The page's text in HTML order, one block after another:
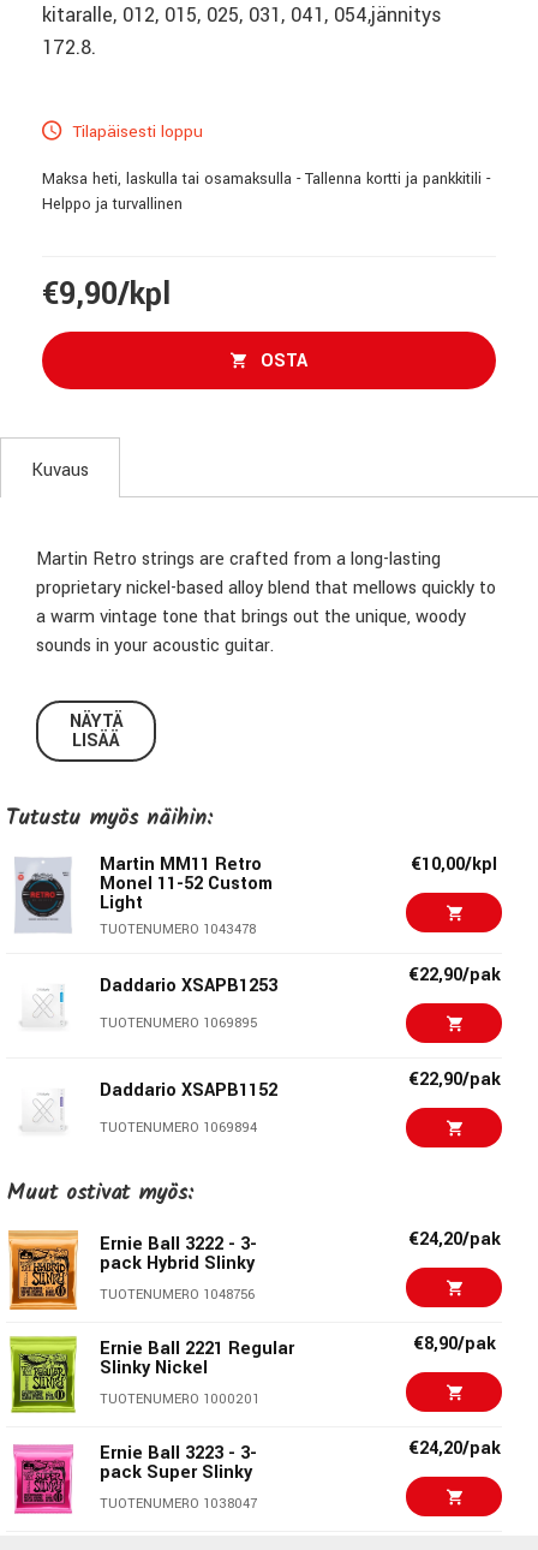
kitaralle, 012, 015, 025, 031, 041, 054,jännitys
172.8.
Tilapäisesti loppu
Maksa heti, laskulla tai osamaksulla - Tallenna kortti ja pankkitili -
Helppo ja turvallinen
€9,90/kpl
OSTA
Kuvaus
Martin Retro strings are crafted from a long-lasting
proprietary nickel-based alloy blend that mellows quickly to
a warm vintage tone that brings out the unique, woody
sounds in your acoustic guitar.
NÄYTÄ
LISÄÄ
Tutustu myös näihin:
Martin MM11 Retro
Monel 11-52 Custom
Light
TUOTENUMERO 1043478
€10,00/kpl
Daddario XSAPB1253
TUOTENUMERO 1069895
€22,90/pak
Daddario XSAPB1152
TUOTENUMERO 1069894
€22,90/pak
Elixir Acoustic Psb
Nanoweb 12-53
TUOTENUMERO 1018362
Elixir Acoustic Psb
TUOTENUMERO 1018363
€19,90/pak
Elixir Acoustic Psb
TUOTENUMERO 1053196
€19,90/pak
Elixir Acoustic Psb €19,90/pak
Muut ostivat myös:
Ernie Ball 3222 - 3-
pack Hybrid Slinky
TUOTENUMERO 1048756
€24,20/pak
Ernie Ball 2221 Regular
Slinky Nickel
TUOTENUMERO 1000201
€8,90/pak
Ernie Ball 3223 - 3-
pack Super Slinky
TUOTENUMERO 1038047
€24,20/pak